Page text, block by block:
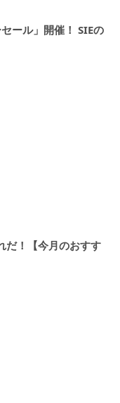
ール」開催！ SIEの
だ！【今月のおすす